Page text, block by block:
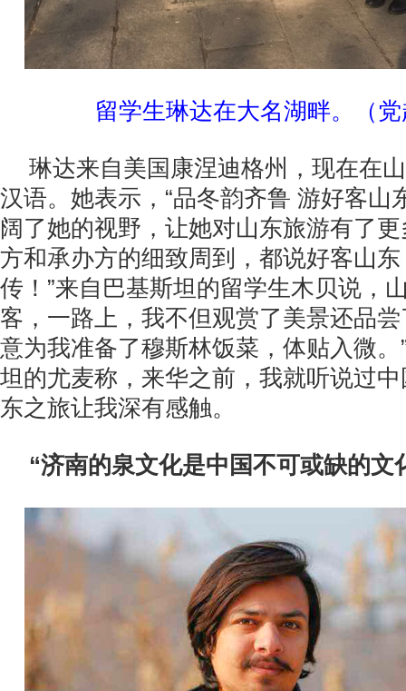
留学生琳达在大名湖畔。（
琳达来自美国康涅迪格州，现在在
汉语。她表示，“品冬韵齐鲁 游好客山
阔了她的视野，让她对山东旅游有了
方和承办方的细致周到，都说好客山
传！”来自巴基斯坦的留学生木贝说，
客，一路上，我不但观赏了美景还品
意为我准备了穆斯林饭菜，体贴入微
坦的尤麦称，来华之前，我就听说过
东之旅让我深有感触。
“济南的泉文化是中国不可或缺的文